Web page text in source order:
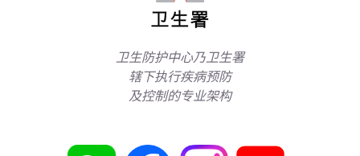
卫生防护中心乃卫生署
辖下执行疾病预防
及控制的专业架构